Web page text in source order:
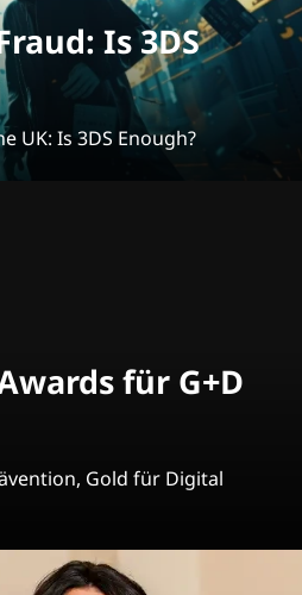
Is 3DS
UK: Is 3DS Enough?
für G+D
Gold für Digital